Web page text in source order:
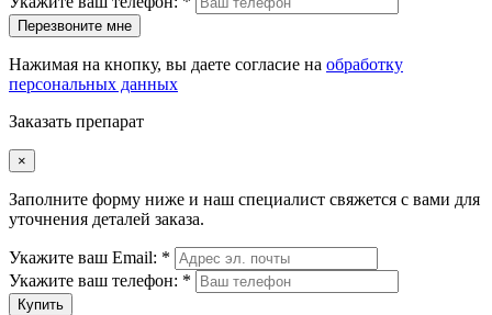
Перезвоните мне
Нажимая на кнопку, вы даете согласие на обработку
персональных данных
Заказать препарат
×
Заполните форму ниже и наш специалист свяжется с вами для
уточнения деталей заказа.
Укажите ваш Email: *
Укажите ваш телефон: *
Купить